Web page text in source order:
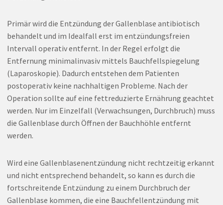
Primär wird die Entzündung der Gallenblase antibiotisch
behandelt und im Idealfall erst im entzündungsfreien
Intervall operativ entfernt. In der Regel erfolgt die
Entfernung minimalinvasiv mittels Bauchfellspiegelung
(Laparoskopie). Dadurch entstehen dem Patienten
postoperativ keine nachhaltigen Probleme. Nach der
Operation sollte auf eine fettreduzierte Ernährung geachtet
werden. Nur im Einzelfall (Verwachsungen, Durchbruch) muss
die Gallenblase durch Öffnen der Bauchhöhle entfernt
werden.
Wird eine Gallenblasenentzündung nicht rechtzeitig erkannt
und nicht entsprechend behandelt, so kann es durch die
fortschreitende Entzündung zu einem Durchbruch der
Gallenblase kommen, die eine Bauchfellentzündung mit